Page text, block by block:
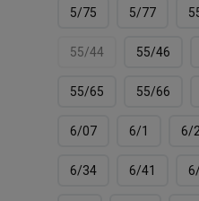
5/75 5/77
55/44 55/46
55/65 55/66
6/07 6/1 6/2
6/34 6/41